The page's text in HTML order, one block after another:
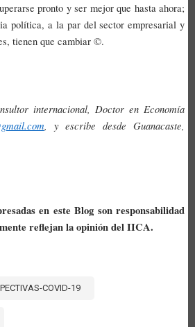
pronto y ser mejor que hasta ahora;
política, a la par del sector empresarial y
tienen que cambiar ©.
internacional, Doctor en Economía
, y escribe desde Guanacaste,
en este Blog son responsabilidad
reflejan la opinión del IICA.
COVID-19